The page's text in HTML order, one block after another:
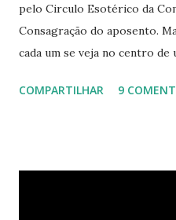
pelo Circulo Esotérico da
Consagração do aposento.
cada um se veja no centro
cada um de nós mesmos.
relacionamos e vai se
iluminados daqueles com
COMPARTILHAR 9